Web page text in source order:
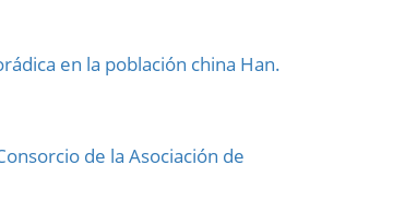
en la población china Han.
de la Asociación de